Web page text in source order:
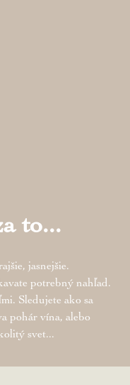
to...
jasnejšie.
potrebný nahľad.
Sledujete ako sa
pohár vína, alebo
svet...